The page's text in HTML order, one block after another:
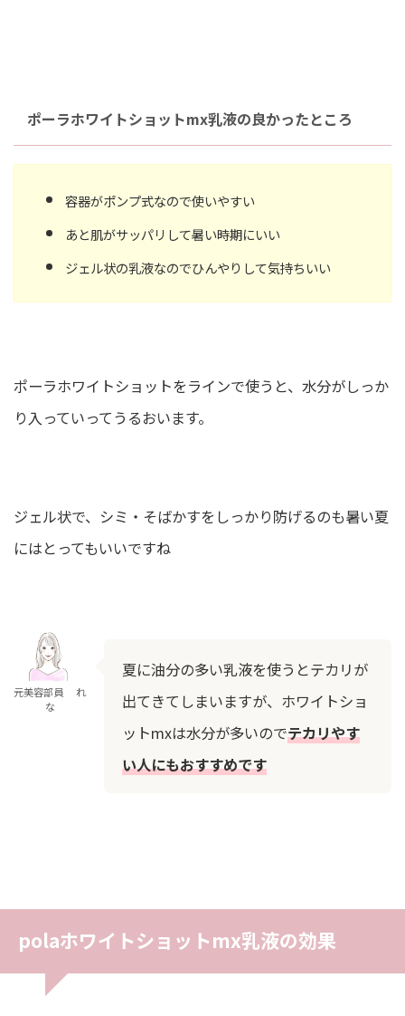
ポーラホワイトショットmx乳液の良かったところ
容器がポンプ式なので使いやすい
あと肌がサッパリして暑い時期にいい
ジェル状の乳液なのでひんやりして気持ちいい
ポーラホワイトショットをラインで使うと、水分がしっか
り入っていってうるおいます。
ジェル状で、シミ・そばかすをしっかり防げるのも暑い夏
にはとってもいいですね
元美容部員 れ
な
夏に油分の多い乳液を使うとテカリが
出てきてしまいますが、ホワイトショ
ットmxは水分が多いのでテカリやす
い人にもおすすめです
polaホワイトショットmx乳液の効果